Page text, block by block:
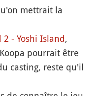
mettrait la
- Yoshi Island,
pourrait être
casting, reste qu'il